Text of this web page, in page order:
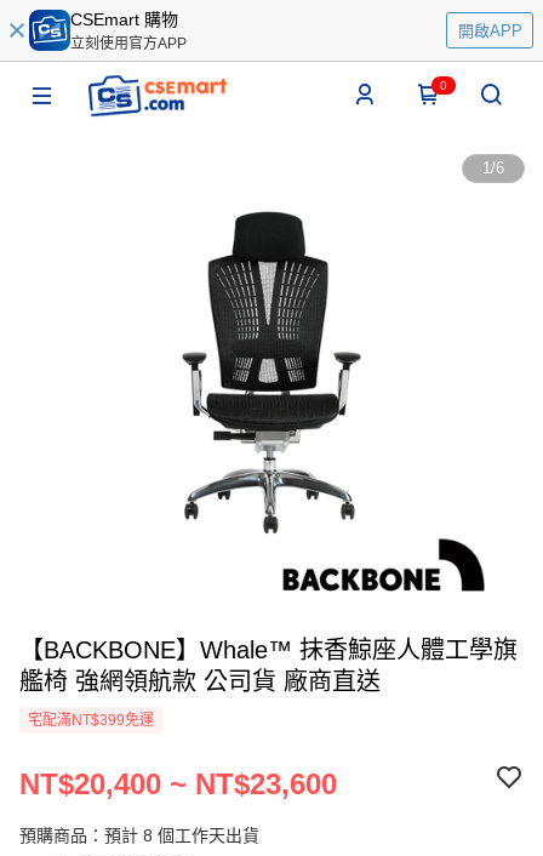
CSEmart 購物
立刻使用官方APP
開啟APP
0
1/6
【BACKBONE】Whale™ 抹香鯨座人體工學旗
艦椅 強網領航款 公司貨 廠商直送
宅配滿NT$399免運
NT$20,400 ~ NT$23,600
預購商品：預計 8 個工作天出貨